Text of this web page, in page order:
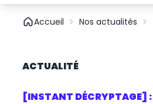
Accueil Nos actualités
ACTUALITÉ
[INSTANT DÉCRYPTAGE] :